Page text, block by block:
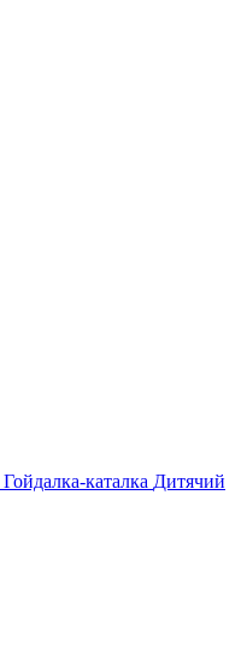
Гойдалка-каталка Дитячий